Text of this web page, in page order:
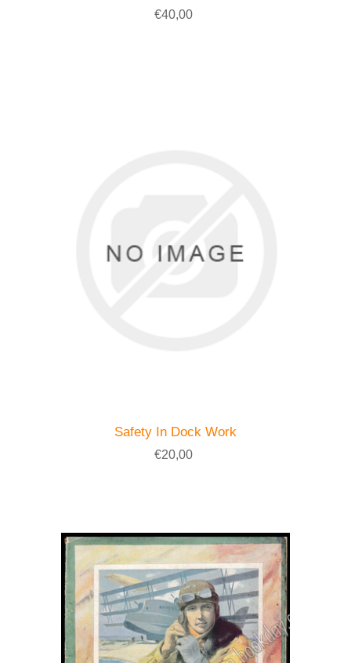
€40,00
Safety In Dock Work
€20,00